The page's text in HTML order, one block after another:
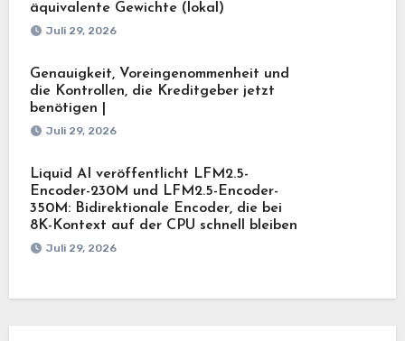
äquivalente Gewichte (lokal)
Juli 29, 2026
Genauigkeit, Voreingenommenheit und
die Kontrollen, die Kreditgeber jetzt
benötigen |
Juli 29, 2026
Liquid AI veröffentlicht LFM2.5-
Encoder-230M und LFM2.5-Encoder-
350M: Bidirektionale Encoder, die bei
8K-Kontext auf der CPU schnell bleiben
Juli 29, 2026